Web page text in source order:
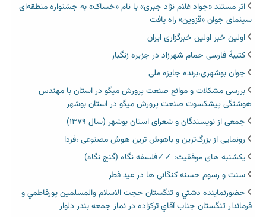
اثر مستند «جواد غلام نژاد جبری» با نام «خساک» به جشنواره منطقه‌ای
سینمای جوان «قزوین» راه یافت
اولین خبر اولین خبرگزاری ایران‏
کتیبۀ فارسی حمام شهرزاد در جزیره زنگبار
جوان بوشهری،برنده جایزه ملی
بررسی مشکلات و موانع صنعت پرورش میگو در استان با مهندس
هوشنگی پیشکسوت صنعت پرورش میگو در استان بوشهر
جمعی از نویسندگان و شعرای استان بوشهر (سال ۱۳۷۹)
رونمایی از بزرگ‌ترین و باهوش ترین هوش مصنوعی ،فردا
یکشنبه های موفقیت: ✓✓فلسفه نگاه (گنج نگاه)
سنت و رسوم حسنه کنگانی ها در عید فطر
حضورنماينده دشتي و تنگستان حجت الاسلام والمسلمين پورفاطمي و
فرماندار تنگستان جناب آقاي تركزاده در نماز جمعه بندر دلوار